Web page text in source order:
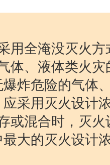
用全淹没灭火方
体、液体类火
炸危险的气体
采用灭火设计
或混合时，灭
大的灭火设计